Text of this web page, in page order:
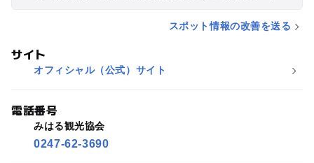
スポット情報の改善を送る
サイト
オフィシャル（公式）サイト
電話番号
みはる観光協会
0247-62-3690